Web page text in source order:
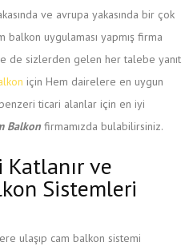
ve avrupa yakasında bir çok
balkon uygulaması yapmış firma
de sizlerden gelen her talebe yanıt
için Hem dairelere en uygun
ticari alanlar için en iyi
Balkon firmamızda bulabilirsiniz.
ve
Sistemleri
ulaşıp cam balkon sistemi